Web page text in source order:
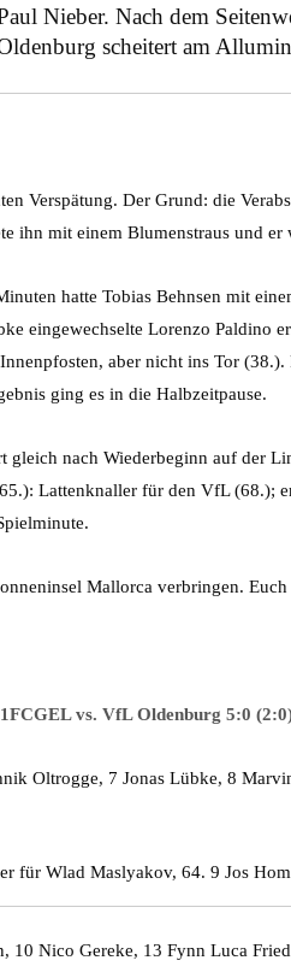
Nieber. Nach dem
scheitert am
Verspätung. Der Grund: die
ihn mit einem Blumenstraus und
hatte Tobias Behnsen mit
eingewechselte Lorenzo Paldino
aber nicht ins Tor
ging es in die Halbzeitpause.
nach Wiederbeginn auf der
Lattenknaller für den VfL (68.);
Mallorca verbringen.
1FCGEL vs. VfL Oldenburg 5:0
Oltrogge, 7 Jonas Lübke, 8
für Wlad Maslyakov, 64. 9 Jos
Nico Gereke, 13 Fynn Luca